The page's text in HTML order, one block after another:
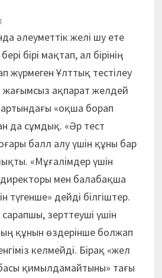
әлеуметтік желі шу ете
бірі мақтап, ал бірінің
жүрмеген Ұлттық тестілеу
жағымсыз ақпарат желдей
артындағы «оқша борап
да сұмдық. «Әр тест
балл алу үшін құны бар
«Мұғалімдер үшін
мен балабақша
түгенше» дейді білгіштер.
зерттеуші үшін
құнын өздерінше болжап
келмейді. Бірақ «жел
қимылдамайтыны» тағы